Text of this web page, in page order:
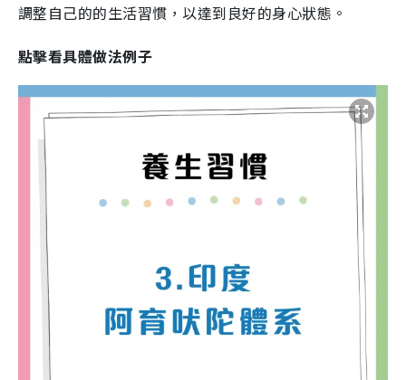
調整自己的的生活習慣，以達到良好的身心狀態。
點擊看具體做法例子